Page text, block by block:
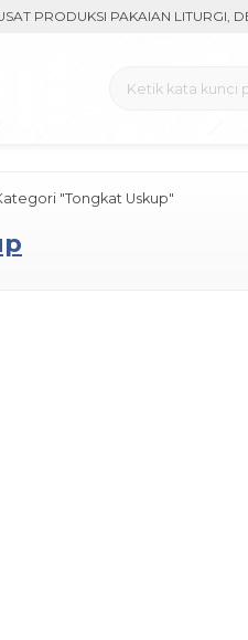
PRODUKSI PAKAIAN LITURGI,
"Tongkat Uskup"